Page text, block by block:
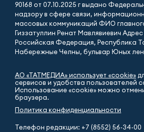
90168 от 07.10.2025 г выдано
надзору в сфере связи,
массовых коммуникаций ФИО
Гиззатуллин Ренат Мавлявиевич
Российская Федерация, Республика
Набережные Челны, бульвар Юных
АО «ТАТМЕДИА» использует «cookie»
сервисов и удобства пользователей
Использование «cookie» можно
браузера.
Политика конфиденциальности
Телефон редакции: +7 (8552) 56-34-00